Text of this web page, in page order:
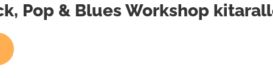
Pop & Blues Workshop